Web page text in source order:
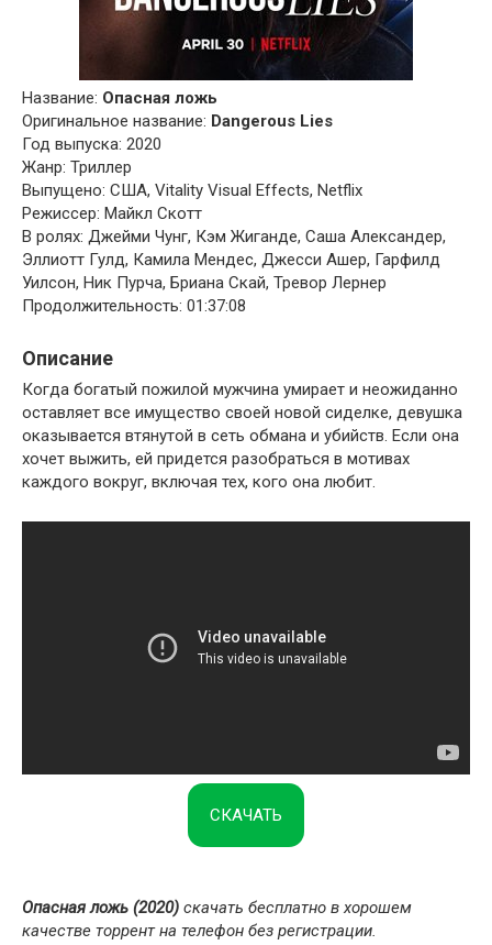
Название: Опасная ложь
Оригинальное название: Dangerous Lies
Год выпуска: 2020
Жанр: Триллер
Выпущено: США, Vitality Visual Effects, Netflix
Режиссер: Майкл Скотт
В ролях: Джейми Чунг, Кэм Жиганде, Саша Александер,
Эллиотт Гулд, Камила Мендес, Джесси Ашер, Гарфилд
Уилсон, Ник Пурча, Бриана Скай, Тревор Лернер
Продолжительность: 01:37:08
Описание
Когда богатый пожилой мужчина умирает и неожиданно
оставляет все имущество своей новой сиделке, девушка
оказывается втянутой в сеть обмана и убийств. Если она
хочет выжить, ей придется разобраться в мотивах
каждого вокруг, включая тех, кого она любит.
СКАЧАТЬ
Опасная ложь (2020) скачать бесплатно в хорошем
качестве торрент на телефон без регистрации.